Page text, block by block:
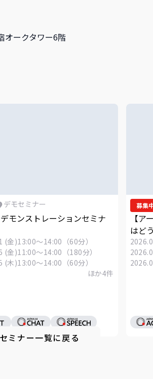
オークタワー6階
デモセミナー
モンストレーションセミナ
(金)13:00～14:00（60分）
(金)11:00～14:00（180分）
(木)13:00～14:00（60分）
ほか4件
募集
【ア
はど
る「
セミナー一覧に戻る